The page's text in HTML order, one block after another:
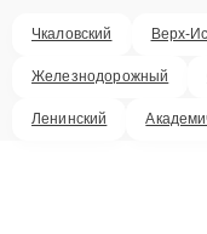
Чкаловский Верх-
Железнодорожный
Ленинский